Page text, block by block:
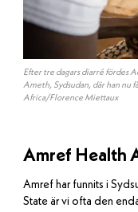
Efter tre dagars diarré fördes
Ameth, Sydsudan, där han nu
Africa/Florence Miettaux
Amref Health
Amref har funnits i
State är vi ofta den